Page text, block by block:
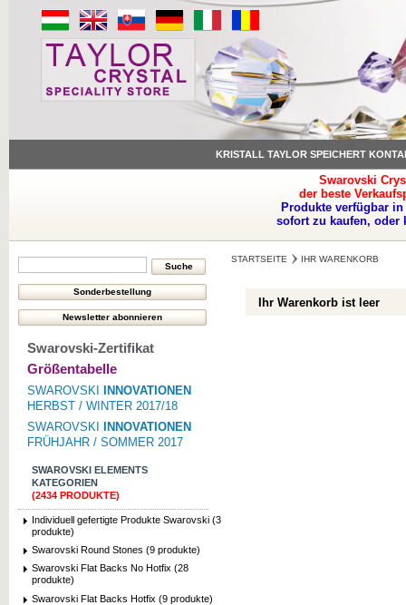
KRISTALL TAYLOR SPEICHERT
Swarovski
der beste
Produkte verfügbar
sofort zu kaufen, oder
Swarovski-Zertifikat
Größentabelle
SWAROVSKI
INNOVATIONEN
HERBST / WINTER 2017/18
SWAROVSKI
INNOVATIONEN
FRÜHJAHR / SOMMER 2017
SWAROVSKI ELEMENTS
KATEGORIEN
(2434 PRODUKTE)
Individuell gefertigte Produkte Swarovski (3
produkte)
Swarovski Round Stones (9 produkte)
Swarovski Flat Backs No Hotfix (28
produkte)
Swarovski Flat Backs Hotfix (9 produkte)
STARTSEITE IHR WARENKORB
Ihr Warenkorb ist leer